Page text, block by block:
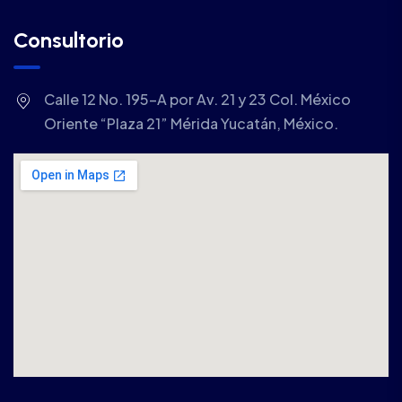
Consultorio
Calle 12 No. 195-A por Av. 21 y 23 Col. México
Oriente “Plaza 21” Mérida Yucatán, México.